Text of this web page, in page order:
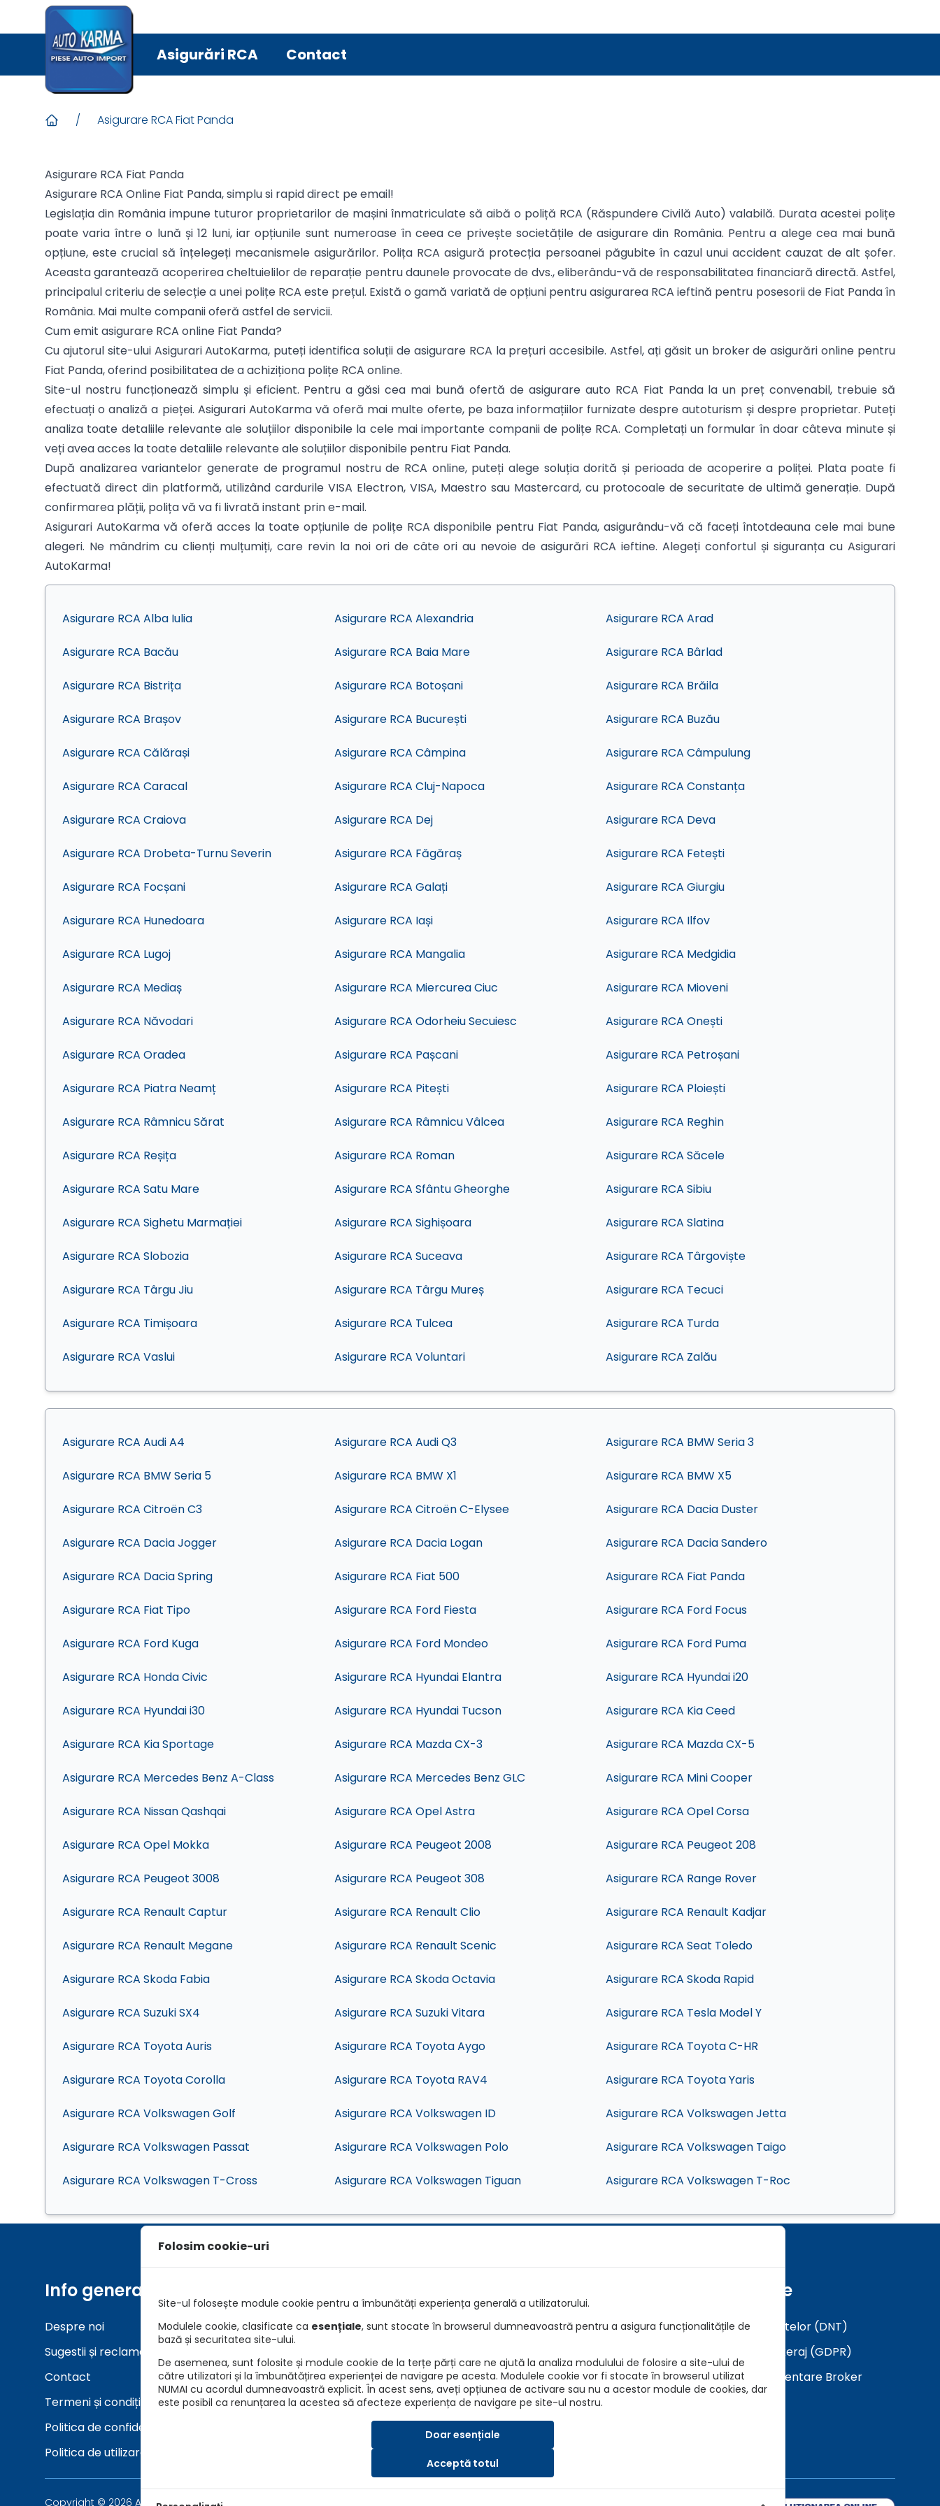
Asigurări RCA Contact
/ Asigurare RCA Fiat Panda
Asigurare RCA Fiat Panda
Asigurare RCA Online Fiat Panda, simplu si rapid direct pe email!
Legislația din România impune tuturor proprietarilor de mașini înmatriculate să aibă o poliță RCA (Răspundere Civilă Auto) valabilă. Durata acestei polițe
poate varia între o lună și 12 luni, iar opțiunile sunt numeroase în ceea ce privește societățile de asigurare din România. Pentru a alege cea mai bună
opțiune, este crucial să înțelegeți mecanismele asigurărilor. Polița RCA asigură protecția persoanei păgubite în cazul unui accident cauzat de alt șofer.
Aceasta garantează acoperirea cheltuielilor de reparație pentru daunele provocate de dvs., eliberându-vă de responsabilitatea financiară directă. Astfel,
principalul criteriu de selecție a unei polițe RCA este prețul. Există o gamă variată de opțiuni pentru asigurarea RCA ieftină pentru posesorii de Fiat Panda în
România. Mai multe companii oferă astfel de servicii.
Cum emit asigurare RCA online Fiat Panda?
Cu ajutorul site-ului Asigurari AutoKarma, puteți identifica soluții de asigurare RCA la prețuri accesibile. Astfel, ați găsit un broker de asigurări online pentru
Fiat Panda, oferind posibilitatea de a achiziționa polițe RCA online.
Site-ul nostru funcționează simplu și eficient. Pentru a găsi cea mai bună ofertă de asigurare auto RCA Fiat Panda la un preț convenabil, trebuie să
efectuați o analiză a pieței. Asigurari AutoKarma vă oferă mai multe oferte, pe baza informațiilor furnizate despre autoturism și despre proprietar. Puteți
analiza toate detaliile relevante ale soluțiilor disponibile la cele mai importante companii de polițe RCA. Completați un formular în doar câteva minute și
veți avea acces la toate detaliile relevante ale soluțiilor disponibile pentru Fiat Panda.
După analizarea variantelor generate de programul nostru de RCA online, puteți alege soluția dorită și perioada de acoperire a poliței. Plata poate fi
efectuată direct din platformă, utilizând cardurile VISA Electron, VISA, Maestro sau Mastercard, cu protocoale de securitate de ultimă generație. După
confirmarea plății, polița vă va fi livrată instant prin e-mail.
Asigurari AutoKarma vă oferă acces la toate opțiunile de polițe RCA disponibile pentru Fiat Panda, asigurându-vă că faceți întotdeauna cele mai bune
alegeri. Ne mândrim cu clienți mulțumiți, care revin la noi ori de câte ori au nevoie de asigurări RCA ieftine. Alegeți confortul și siguranța cu Asigurari
AutoKarma!
Asigurare RCA Alba Iulia Asigurare RCA Alexandria Asigurare RCA Arad
Asigurare RCA Bacău Asigurare RCA Baia Mare Asigurare RCA Bârlad
Asigurare RCA Bistrița Asigurare RCA Botoșani Asigurare RCA Brăila
Asigurare RCA Brașov Asigurare RCA București Asigurare RCA Buzău
Asigurare RCA Călărași Asigurare RCA Câmpina Asigurare RCA Câmpulung
Asigurare RCA Caracal Asigurare RCA Cluj-Napoca Asigurare RCA Constanța
Asigurare RCA Craiova Asigurare RCA Dej Asigurare RCA Deva
Asigurare RCA Drobeta-Turnu Severin Asigurare RCA Făgăraș Asigurare RCA Fetești
Asigurare RCA Focșani Asigurare RCA Galați Asigurare RCA Giurgiu
Asigurare RCA Hunedoara Asigurare RCA Iași Asigurare RCA Ilfov
Asigurare RCA Lugoj Asigurare RCA Mangalia Asigurare RCA Medgidia
Asigurare RCA Mediaș Asigurare RCA Miercurea Ciuc Asigurare RCA Mioveni
Asigurare RCA Năvodari Asigurare RCA Odorheiu Secuiesc Asigurare RCA Onești
Asigurare RCA Oradea Asigurare RCA Pașcani Asigurare RCA Petroșani
Asigurare RCA Piatra Neamț Asigurare RCA Pitești Asigurare RCA Ploiești
Asigurare RCA Râmnicu Sărat Asigurare RCA Râmnicu Vâlcea Asigurare RCA Reghin
Asigurare RCA Reșița Asigurare RCA Roman Asigurare RCA Săcele
Asigurare RCA Satu Mare Asigurare RCA Sfântu Gheorghe Asigurare RCA Sibiu
Asigurare RCA Sighetu Marmației Asigurare RCA Sighișoara Asigurare RCA Slatina
Asigurare RCA Slobozia Asigurare RCA Suceava Asigurare RCA Târgoviște
Asigurare RCA Târgu Jiu Asigurare RCA Târgu Mureș Asigurare RCA Tecuci
Asigurare RCA Timișoara Asigurare RCA Tulcea Asigurare RCA Turda
Asigurare RCA Vaslui Asigurare RCA Voluntari Asigurare RCA Zalău
Asigurare RCA Audi A4 Asigurare RCA Audi Q3 Asigurare RCA BMW Seria 3
Asigurare RCA BMW Seria 5 Asigurare RCA BMW X1 Asigurare RCA BMW X5
Asigurare RCA Citroën C3 Asigurare RCA Citroën C-Elysee Asigurare RCA Dacia Duster
Asigurare RCA Dacia Jogger Asigurare RCA Dacia Logan Asigurare RCA Dacia Sandero
Asigurare RCA Dacia Spring Asigurare RCA Fiat 500 Asigurare RCA Fiat Panda
Asigurare RCA Fiat Tipo Asigurare RCA Ford Fiesta Asigurare RCA Ford Focus
Asigurare RCA Ford Kuga Asigurare RCA Ford Mondeo Asigurare RCA Ford Puma
Asigurare RCA Honda Civic Asigurare RCA Hyundai Elantra Asigurare RCA Hyundai i20
Asigurare RCA Hyundai i30 Asigurare RCA Hyundai Tucson Asigurare RCA Kia Ceed
Asigurare RCA Kia Sportage Asigurare RCA Mazda CX-3 Asigurare RCA Mazda CX-5
Asigurare RCA Mercedes Benz A-Class Asigurare RCA Mercedes Benz GLC Asigurare RCA Mini Cooper
Asigurare RCA Nissan Qashqai Asigurare RCA Opel Astra Asigurare RCA Opel Corsa
Asigurare RCA Opel Mokka Asigurare RCA Peugeot 2008 Asigurare RCA Peugeot 208
Asigurare RCA Peugeot 3008 Asigurare RCA Peugeot 308 Asigurare RCA Range Rover
Asigurare RCA Renault Captur Asigurare RCA Renault Clio Asigurare RCA Renault Kadjar
Asigurare RCA Renault Megane Asigurare RCA Renault Scenic Asigurare RCA Seat Toledo
Asigurare RCA Skoda Fabia Asigurare RCA Skoda Octavia Asigurare RCA Skoda Rapid
Asigurare RCA Suzuki SX4 Asigurare RCA Suzuki Vitara Asigurare RCA Tesla Model Y
Asigurare RCA Toyota Auris Asigurare RCA Toyota Aygo Asigurare RCA Toyota C-HR
Asigurare RCA Toyota Corolla Asigurare RCA Toyota RAV4 Asigurare RCA Toyota Yaris
Asigurare RCA Volkswagen Golf Asigurare RCA Volkswagen ID Asigurare RCA Volkswagen Jetta
Asigurare RCA Volkswagen Passat Asigurare RCA Volkswagen Polo Asigurare RCA Volkswagen Taigo
Asigurare RCA Volkswagen T-Cross Asigurare RCA Volkswagen Tiguan Asigurare RCA Volkswagen T-Roc
Info generale
Despre noi
Sugestii și reclamații
Contact
Termeni și condiții
Politica de confidențialitate
Politica de utilizare cookie-uri
Asigurare RCA
Detalii asiguratori
ANPC
BAAR
ASF
Formulare
Analiza a Cerintelor (DNT)
Mandat in Brokeraj (GDPR)
Descarca Prezentare Broker
Copyright © 2026 Asigurari AutoKarma - Auto Vida Tech SRL, Nr. Reg. Com.: J40/7173/2019, CUI: 41202015
Folosim cookie-uri
Site-ul folosește module cookie pentru a îmbunătăți experiența generală a utilizatorului.
Modulele cookie, clasificate ca esențiale, sunt stocate în browserul dumneavoastră pentru a asigura funcționalitățile de
bază și securitatea site-ului.
De asemenea, sunt folosite și module cookie de la terțe părți care ne ajută la analiza modulului de folosire a site-ului de
către utilizatori și la îmbunătățirea experienței de navigare pe acesta. Modulele cookie vor fi stocate în browserul utilizat
NUMAI cu acordul dumneavoastră explicit. În acest sens, aveți opțiunea de activare sau nu a acestor module de cookies, dar
este posibil ca renunțarea la acestea să afecteze experiența de navigare pe site-ul nostru.
Doar esențiale
Acceptă totul